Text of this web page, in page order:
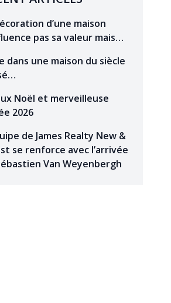
d’une maison
pas sa valeur mais…
dans une maison du siècle
Noël et merveilleuse
2026
de James Realty New &
se renforce avec l’arrivée
Van Weyenbergh